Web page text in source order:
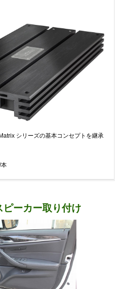
シリーズの基本コンセプトを継承
/本
ピーカー取り付け